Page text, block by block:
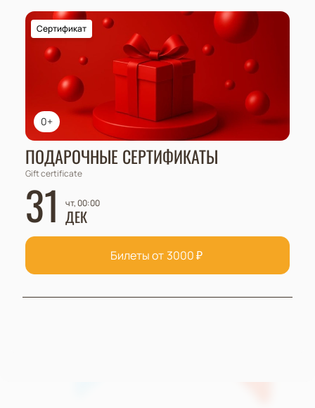
0+
Сертификат
ПОДАРОЧНЫЕ СЕРТИФИКАТЫ
Gift certificate
31 чт, 00:00
ДЕК
Билеты от 3000₽